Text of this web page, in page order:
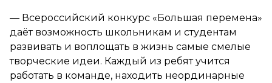
— Всероссийский конкурс «Большая перемена»
даёт возможность школьникам и студентам
развивать и воплощать в жизнь самые смелые
творческие идеи. Каждый из ребят учится
работать в команде, находить неординарные